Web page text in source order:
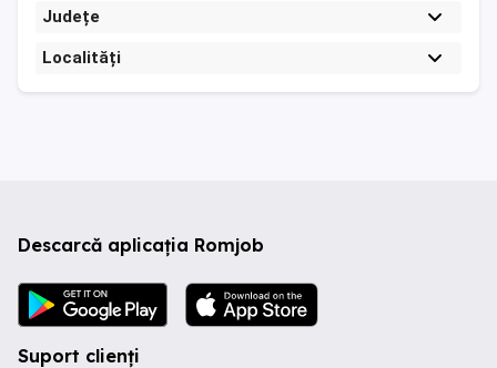
Județe
Localități
Descarcă aplicația Romjob
Suport clienți